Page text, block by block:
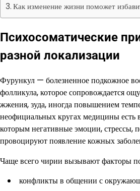
Как изменение жизни поможет
Психосоматические
разной локализации
Фурункул — болезненное подкожное
фолликула, которое сопровождается
жжения, зуда, иногда повышением
неофициальных кругах медицины есть
которым негативные эмоции, стрессы,
провоцируют появление кожных
Чаще всего чирии вызывают факторы
конфликты в общении с